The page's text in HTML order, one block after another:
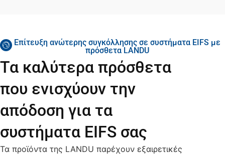
Επίτευξη ανώτερης συγκόλλησης σε συστήματα EIFS με
πρόσθετα LANDU
Τα καλύτερα πρόσθετα
που ενισχύουν την
απόδοση για τα
συστήματα EIFS σας
Τα προϊόντα της LANDU παρέχουν εξαιρετικές